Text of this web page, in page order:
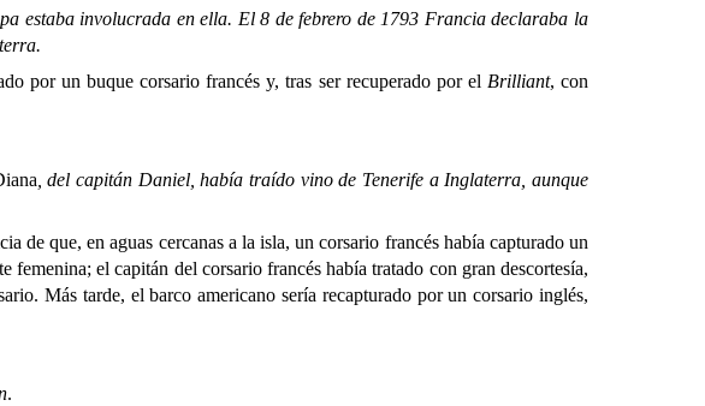
involucrada en ella. El 8 de febrero de 1793 Francia declaraba la
por un buque corsario francés y, tras ser recuperado por el Brilliant, con
, del capitán Daniel, había traído vino de Tenerife a Inglaterra, aunque
en aguas cercanas a la isla, un corsario francés había capturado un
el capitán del corsario francés había tratado con gran descortesía,
Más tarde, el barco americano sería recapturado por un corsario inglés,
.